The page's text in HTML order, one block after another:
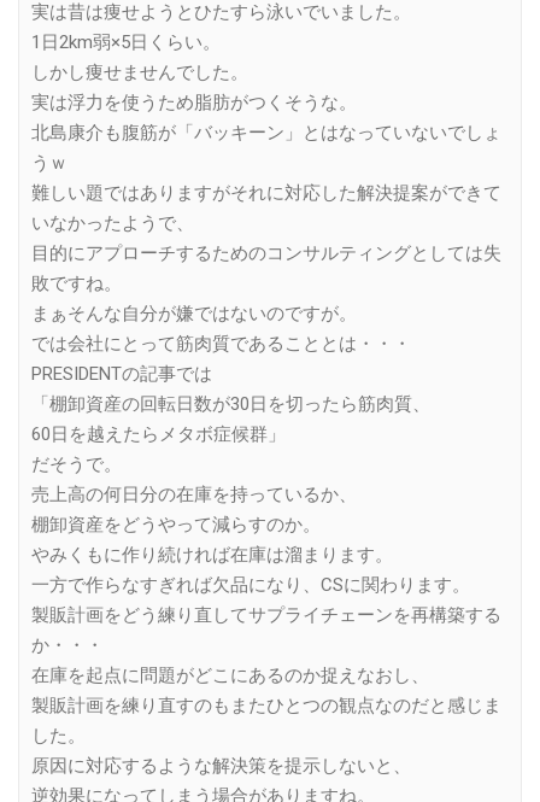
実は昔は痩せようとひたすら泳いでいました。
1日2km弱×5日くらい。
しかし痩せませんでした。
実は浮力を使うため脂肪がつくそうな。
北島康介も腹筋が「バッキーン」とはなっていないでしょ
うｗ
難しい題ではありますがそれに対応した解決提案ができて
いなかったようで、
目的にアプローチするためのコンサルティングとしては失
敗ですね。
まぁそんな自分が嫌ではないのですが。
では会社にとって筋肉質であることとは・・・
PRESIDENTの記事では
「棚卸資産の回転日数が30日を切ったら筋肉質、
60日を越えたらメタボ症候群」
だそうで。
売上高の何日分の在庫を持っているか、
棚卸資産をどうやって減らすのか。
やみくもに作り続ければ在庫は溜まります。
一方で作らなすぎれば欠品になり、CSに関わります。
製販計画をどう練り直してサプライチェーンを再構築する
か・・・
在庫を起点に問題がどこにあるのか捉えなおし、
製販計画を練り直すのもまたひとつの観点なのだと感じま
した。
原因に対応するような解決策を提示しないと、
逆効果になってしまう場合がありますね。